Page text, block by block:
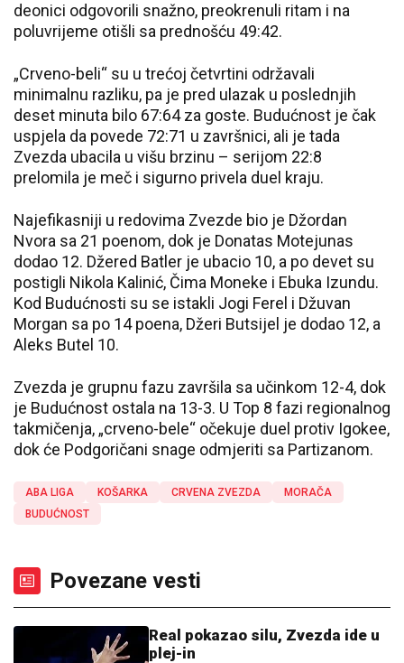
deonici odgovorili snažno, preokrenuli ritam i na
poluvrijeme otišli sa prednošću 49:42.
„Crveno-beli“ su u trećoj četvrtini održavali
minimalnu razliku, pa je pred ulazak u poslednjih
deset minuta bilo 67:64 za goste. Budućnost je čak
uspjela da povede 72:71 u završnici, ali je tada
Zvezda ubacila u višu brzinu – serijom 22:8
prelomila je meč i sigurno privela duel kraju.
Najefikasniji u redovima Zvezde bio je Džordan
Nvora sa 21 poenom, dok je Donatas Motejunas
dodao 12. Džered Batler je ubacio 10, a po devet su
postigli Nikola Kalinić, Čima Moneke i Ebuka Izundu.
Kod Budućnosti su se istakli Jogi Ferel i Džuvan
Morgan sa po 14 poena, Džeri Butsijel je dodao 12, a
Aleks Butel 10.
Zvezda je grupnu fazu završila sa učinkom 12-4, dok
je Budućnost ostala na 13-3. U Top 8 fazi regionalnog
takmičenja, „crveno-bele“ očekuje duel protiv Igokee,
dok će Podgoričani snage odmjeriti sa Partizanom.
ABA LIGA KOŠARKA CRVENA ZVEZDA
MORAČA
BUDUĆNOST
Povezane vesti
Real pokazao silu, Zvezda ide u
plej-in